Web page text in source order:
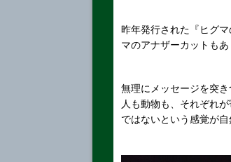
昨年発行された『ヒグ
マのアナザーカットもあ
無理にメッセージを突
人も動物も、それぞれ
ではないという感覚が自